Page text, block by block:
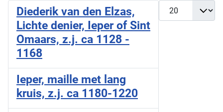
Toon #
Diederik van den Elzas,
Lichte denier, Ieper of Sint
Omaars, z.j. ca 1128 -
1168
Ieper, maille met lang
kruis, z.j. ca 1180-1220